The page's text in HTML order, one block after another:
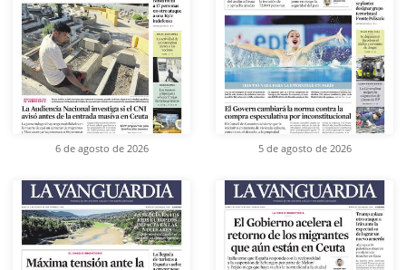
6 de agosto de 2026 5 de agosto de 2026